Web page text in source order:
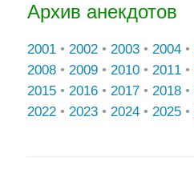
Архив анекдотов
2001 • 2002 • 2003 • 2004 •
2008 • 2009 • 2010 • 2011 •
2015 • 2016 • 2017 • 2018 •
2022 • 2023 • 2024 • 2025 •